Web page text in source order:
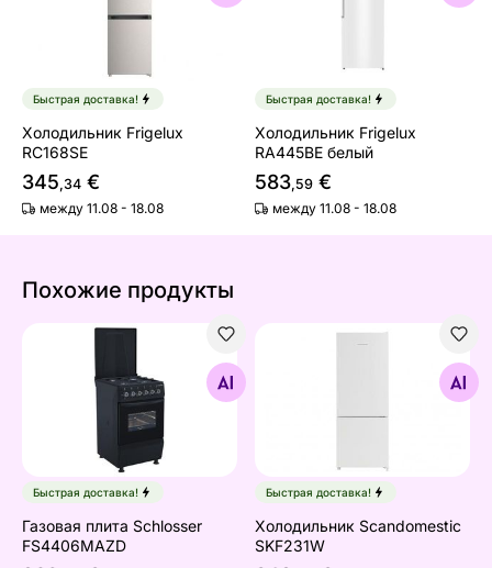
Быстрая доставка!
Холодильник Frigelux
RC168SE
345,34 €
между 11.08 - 18.08
Быстрая доставка!
Холодильник Frigelux
RA445BE белый
583,59 €
между 11.08 - 18.08
Похожие продукты
Газовая плита Schlosser FS4406MAZD
Найдите похожие
Быстрая доставка!
Газовая плита Schlosser
FS4406MAZD
Быстрая доставка!
Холодильник Scandomestic
SKF231W